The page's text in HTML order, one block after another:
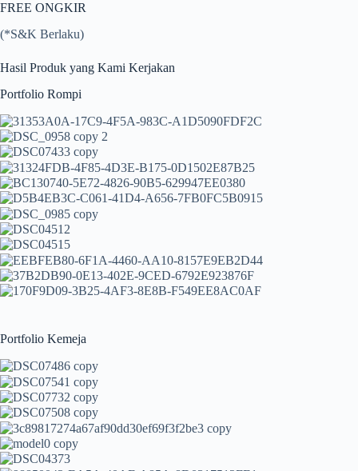
FREE ONGKIR
(*S&K Berlaku)
Hasil Produk yang Kami Kerjakan
Portfolio Rompi
Portfolio Kemeja